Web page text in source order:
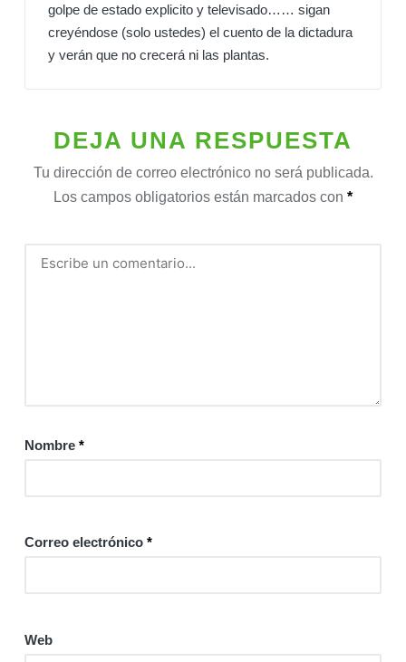
golpe de estado explicito y televisado…… sigan
creyéndose (solo ustedes) el cuento de la dictadura
y verán que no crecerá ni las plantas.
DEJA UNA RESPUESTA
Tu dirección de correo electrónico no será publicada.
Los campos obligatorios están marcados con *
Nombre *
Correo electrónico *
Web